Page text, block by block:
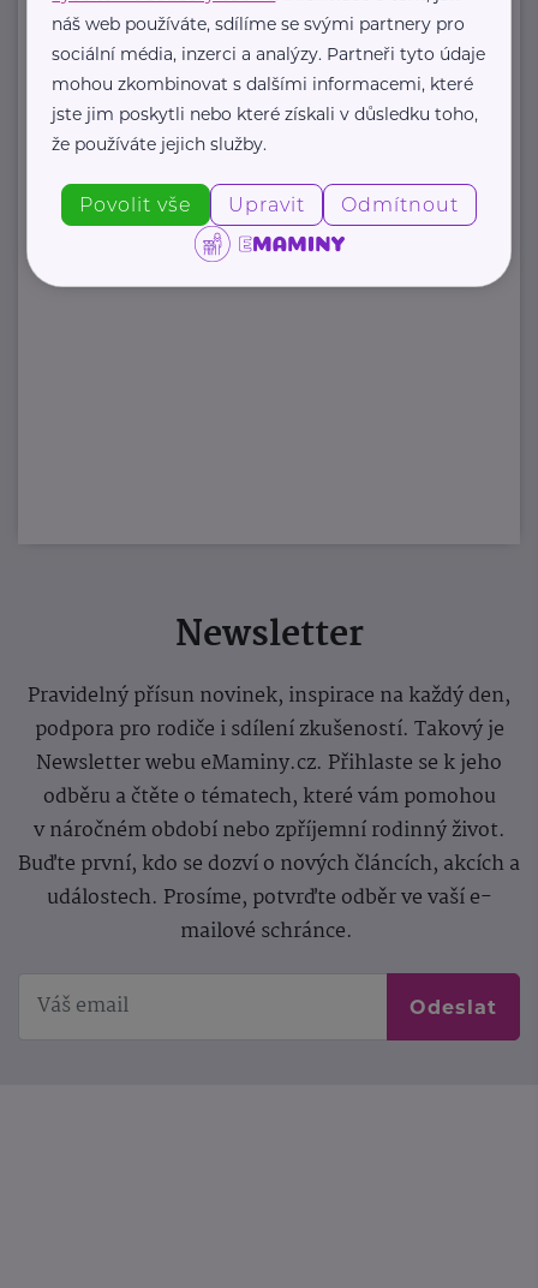
Zobrazit přehled společností
Newsletter
Pravidelný přísun novinek, inspirace na každý den,
podpora pro rodiče i sdílení zkušeností. Takový je
Newsletter webu eMaminy.cz. Přihlaste se k jeho
odběru a čtěte o tématech, které vám pomohou
v náročném období nebo zpříjemní rodinný život.
Buďte první, kdo se dozví o nových článcích, akcích a
událostech. Prosíme, potvrďte odběr ve vaší e-
mailové schránce.
Odeslat
náš web používáte, sdílíme se svými partnery pro
sociální média, inzerci a analýzy. Partneři tyto údaje
mohou zkombinovat s dalšími informacemi, které
jste jim poskytli nebo které získali v důsledku toho,
že používáte jejich služby.
Povolit vše Upravit Odmítnout